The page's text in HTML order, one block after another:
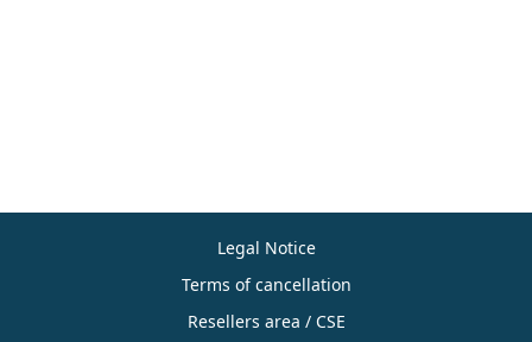
Legal Notice
Terms of cancellation
Resellers area / CSE